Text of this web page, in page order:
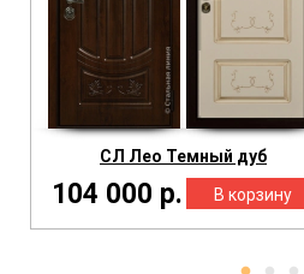
СЛ Лео Темный дуб
104 000 р.